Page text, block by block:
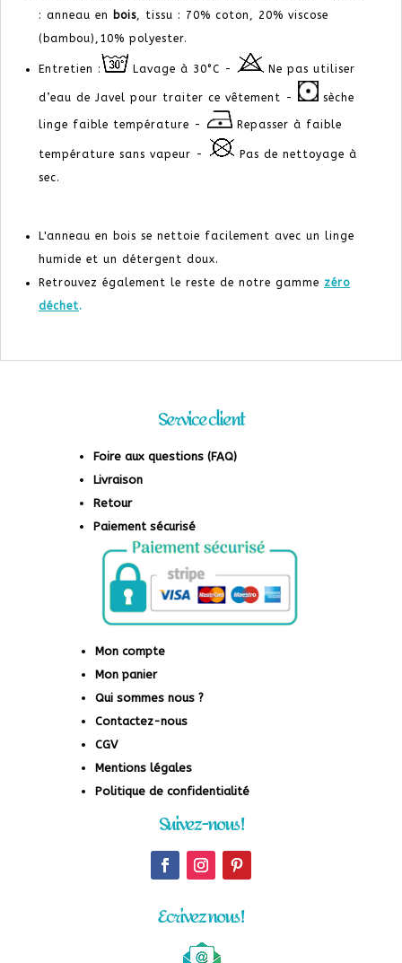
: anneau en
bois, tissu : 70% coton, 20% viscose
(bambou), 10% polyester.
Entretien : Lavage à 30°C - Ne pas utiliser
d’eau de Javel pour traiter ce vêtement - sèche
linge faible température - Repasser à faible
température sans vapeur -
Pas de nettoyage à
sec.
L'anneau en bois se nettoie facilement avec un linge
humide et un détergent doux.
Retrouvez également le reste de notre gamme zéro
déchet.
Service client
Foire aux questions (FAQ)
Livraison
Retour
Paiement sécurisé
Mon compte
Mon panier
Qui sommes nous ?
Contactez-nous
CGV
Mentions légales
Politique de confidentialité
Suivez-nous !
Ecrivez nous !